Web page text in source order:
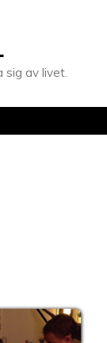
sig av livet.